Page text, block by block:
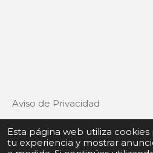
Esta página web utiliza cookies
tu experiencia y mostrar
Aviso de Privacidad